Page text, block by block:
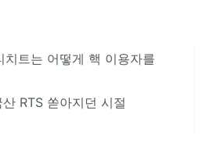
트는 어떻게 핵 이용자를
RTS 쏟아지던 시절